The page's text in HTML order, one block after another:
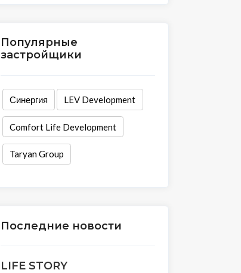
Популярные
застройщики
Синергия LEV Development
Comfort Life Development
Taryan Group
Последние новости
LIFE STORY